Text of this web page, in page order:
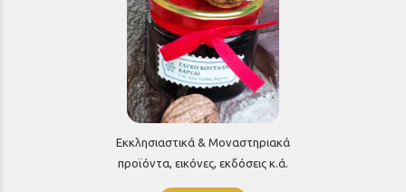
Εκκλησιαστικά & Μοναστηριακά
προϊόντα, εικόνες, εκδόσεις κ.ά.